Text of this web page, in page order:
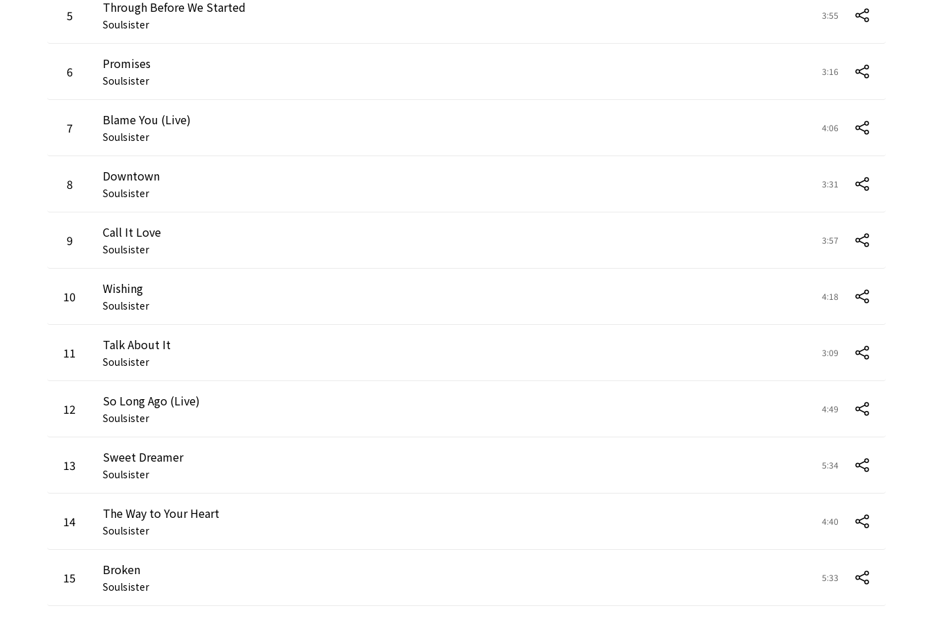
5 Through Before We Started
Soulsister
3:55
6 Promises
Soulsister
3:16
7 Blame You (Live)
Soulsister
4:06
8 Downtown
Soulsister
3:31
9 Call It Love
Soulsister
3:57
10 Wishing
Soulsister
4:18
11 Talk About It
Soulsister
3:09
12 So Long Ago (Live)
Soulsister
4:49
13 Sweet Dreamer
Soulsister
5:34
14 The Way to Your Heart
Soulsister
4:40
15 Broken
Soulsister
5:33